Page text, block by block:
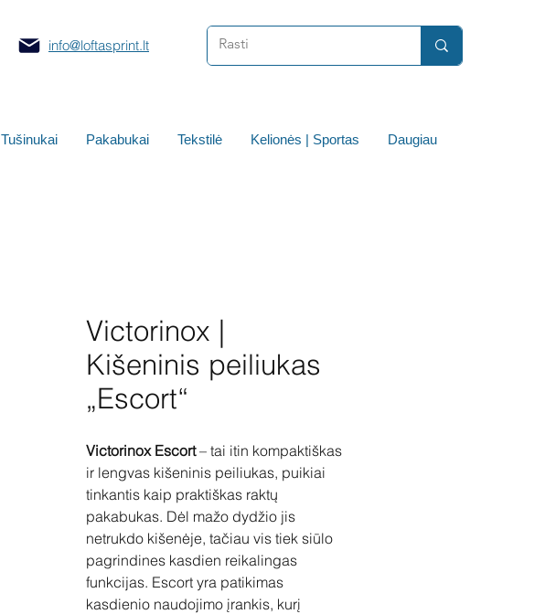
info@loftasprint.lt
Tušinukai Pakabukai Tekstilė Kelionės | Sportas Daugiau
Victorinox |
Kišeninis peiliukas
„Escort“
Victorinox Escort– tai itin kompaktiškas
ir lengvas kišeninis peiliukas, puikiai
tinkantis kaip praktiškas raktų
pakabukas. Dėl mažo dydžio jis
netrukdo kišenėje, tačiau vis tiek siūlo
pagrindines kasdien reikalingas
funkcijas. Escort yra patikimas
kasdienio naudojimo įrankis, kurį